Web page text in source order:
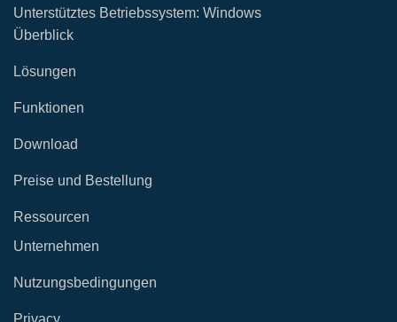
Unterstütztes Betriebssystem: Windows
Überblick
Lösungen
Funktionen
Download
Preise und Bestellung
Ressourcen
Unternehmen
Nutzungsbedingungen